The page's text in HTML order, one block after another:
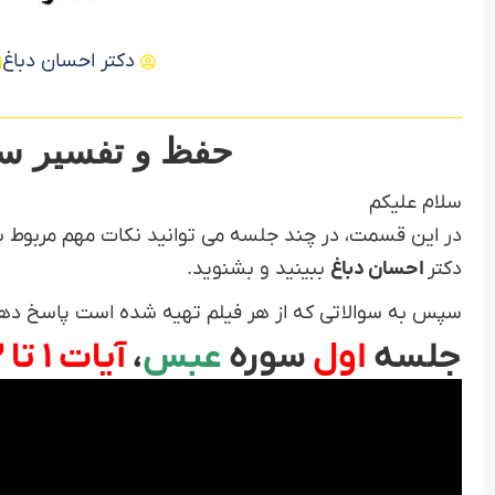
دکتر احسان دباغ
حفظ و تفسیر
سلام عليکم
در اين قسمت، در چند جلسه می توانيد نکات مهم مربوط
دکتر احسان دباغ ببينيد و بشنويد.
سپس به سوالاتی که از هر فيلم تهیه شده است پاسخ
جلسه اولسورهعبس،آيات 1 تا 23